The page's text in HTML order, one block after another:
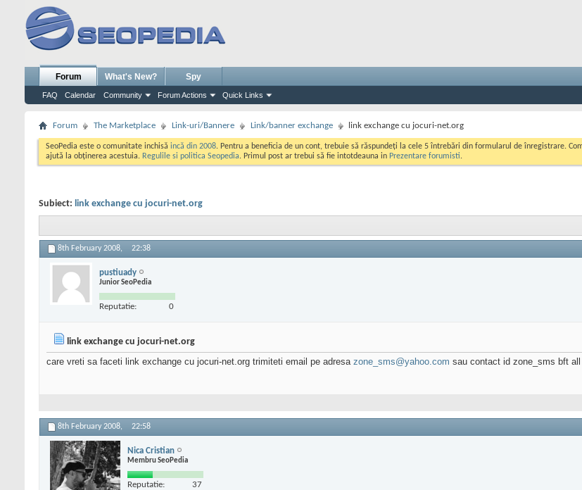
Forum
FAQ Calendar Community Forum Actions Quick Links
What's New? Spy
Forum The Marketplace Link-uri/Bannere Link/banner exchange link exchange cu jocuri-net.org
SeoPedia este o comunitate inchisă incă din 2008. Pentru a beneficia de un cont, trebuie să răspundeți la cele 5 întrebări din formularul de înregistrare.
ajută la obținerea acestuia. Regulile si politica Seopedia. Primul post ar trebui să fie intotdeauna in Prezentare forumisti.
Subiect: link exchange cu jocuri-net.org
8th February 2008, 22:38
pustiuady
Junior SeoPedia
Reputatie: 0
link exchange cu jocuri-net.org
care vreti sa faceti link exchange cu jocuri-net.org trimiteti email pe adresa zone_sms@yahoo.com sau contact id zone_sms bft all
8th February 2008, 22:58
Nica Cristian
Membru SeoPedia
Reputatie: 37